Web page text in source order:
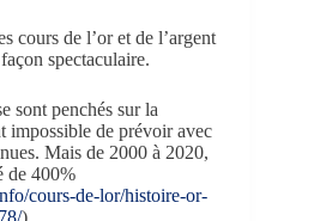
cours de l’or et de l’argent
spectaculaire.
sont penchés sur la
impossible de prévoir avec
Mais de 2000 à 2020,
de 400%
cours-de-lor/histoire-or-
)